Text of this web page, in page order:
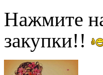
Нажмите
закупки!!